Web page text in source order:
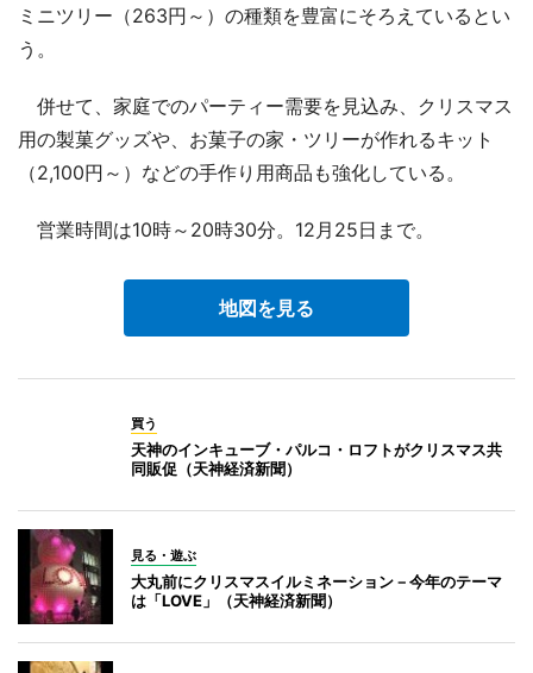
ミニツリー（263円～）の種類を豊富にそろえているとい
う。
併せて、家庭でのパーティー需要を見込み、クリスマス
用の製菓グッズや、お菓子の家・ツリーが作れるキット
（2,100円～）などの手作り用商品も強化している。
営業時間は10時～20時30分。12月25日まで。
地図を見る
買う
天神のインキューブ・パルコ・ロフトがクリスマス共
同販促（天神経済新聞）
見る・遊ぶ
大丸前にクリスマスイルミネーション－今年のテーマ
は「LOVE」（天神経済新聞）